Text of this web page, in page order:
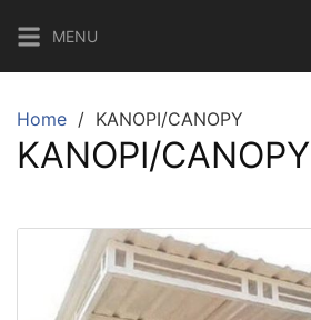
content
MENU
Home KANOPI/CANOPY
KANOPI/CANOPY